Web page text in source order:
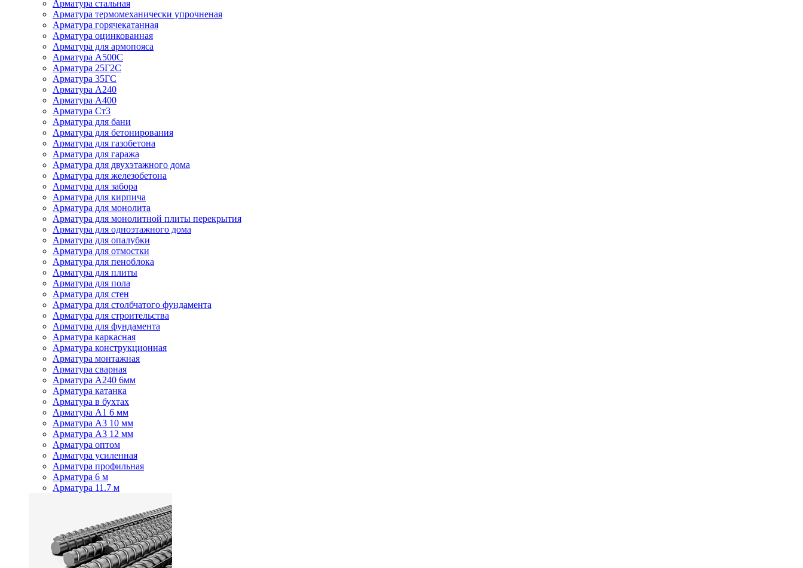
Арматура стальная
Арматура термомеханически упрочненая
Арматура горячекатанная
Арматура оцинкованная
Арматура для армопояса
Арматура A500С
Арматура 25Г2С
Арматура 35ГС
Арматура А240
Арматура А400
Арматура Ст3
Арматура для бани
Арматура для бетонирования
Арматура для газобетона
Арматура для гаража
Арматура для двухэтажного дома
Арматура для железобетона
Арматура для забора
Арматура для кирпича
Арматура для монолита
Арматура для монолитной плиты перекрытия
Арматура для одноэтажного дома
Арматура для опалубки
Арматура для отмостки
Арматура для пеноблока
Арматура для плиты
Арматура для пола
Арматура для стен
Арматура для столбчатого фундамента
Арматура для строительства
Арматура для фундамента
Арматура каркасная
Арматура конструкционная
Арматура монтажная
Арматура сварная
Арматура А240 6мм
Арматура катанка
Арматура в бухтах
Арматура А1 6 мм
Арматура А3 10 мм
Арматура А3 12 мм
Арматура оптом
Арматура усиленная
Арматура профильная
Арматура 6 м
Арматура 11.7 м